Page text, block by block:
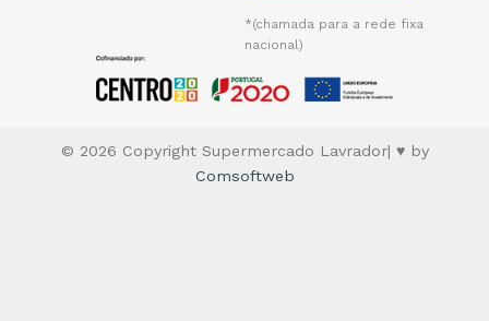
*(chamada para a rede fixa
nacional)
© 2026 Copyright Supermercado Lavrador| ♥ by
Comsoftweb